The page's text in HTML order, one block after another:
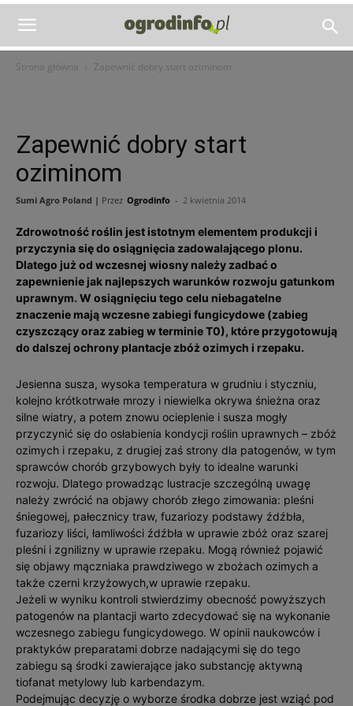
Strona główna Zapewnić dobry start oziminom
Zapewnić dobry start
oziminom
Sumi Agro Poland | Przez Ogrodinfo - 2 kwietnia 2014
Zdrowotność roślin jest istotnym elementem produkcji i
przyczynia się do osiągnięcia zadowalającego plonu.
Dlatego już od wczesnej wiosny należy zadbać o
zapewnienie jak najlepszych warunków rozwoju gatunkom
uprawnym. W osiągnięciu tego celu niebagatelne
znaczenie mają wczesne zabiegi fungicydowe (zabieg
czyszczący oraz zabieg w terminie T0), które przygotowują
do dalszej ochrony plantacje zbóż ozimych i rzepaku.
Jesienna susza, wysoka temperatura w grudniu i styczniu,
kolejno krótkotrwałe mrozy i niewielka okrywa śnieżna oraz
silne wiatry, a potem znowu ocieplenie i susza mogły
przyczynić się do osłabienia kondycji roślin uprawnych – zbóż
ozimych i rzepaku, z drugiej zaś strony dla patogenów, w tym
sprawców chorób grzybowych były to idealne warunki
rozwoju. Dlatego prowadząc lustracje szczególną uwagę
należy zwrócić na objawy chorób złego zimowania: pleśni
śniegowej, pałecznicy traw, fuzariozy podstawy źdźbła,
fuzariozy liści, łamliwości źdźbła w uprawie zbóż oraz szarej
pleśni i zgnilizny w uprawie rzepaku. Mogą również pojawić
się objawy mączniaka prawdziwego w zbożach ozimych a
także czerni krzyżowych,w uprawie rzepaku.
Jeżeli w wyniku kontroli stwierdzimy obecność powyższych
patogenów na plantacji warto zdecydować się na wykonanie
wczesnego zabiegu fungicydowego. W opinii naukowców i
praktyków preparatami dobrze nadającymi się do tego
zabiegu są środki zawierające jako substancję aktywną
tiofanat metylowy lub karbendazym.
Podejmując decyzję o wyborze środka dobrze jest wziąć pod